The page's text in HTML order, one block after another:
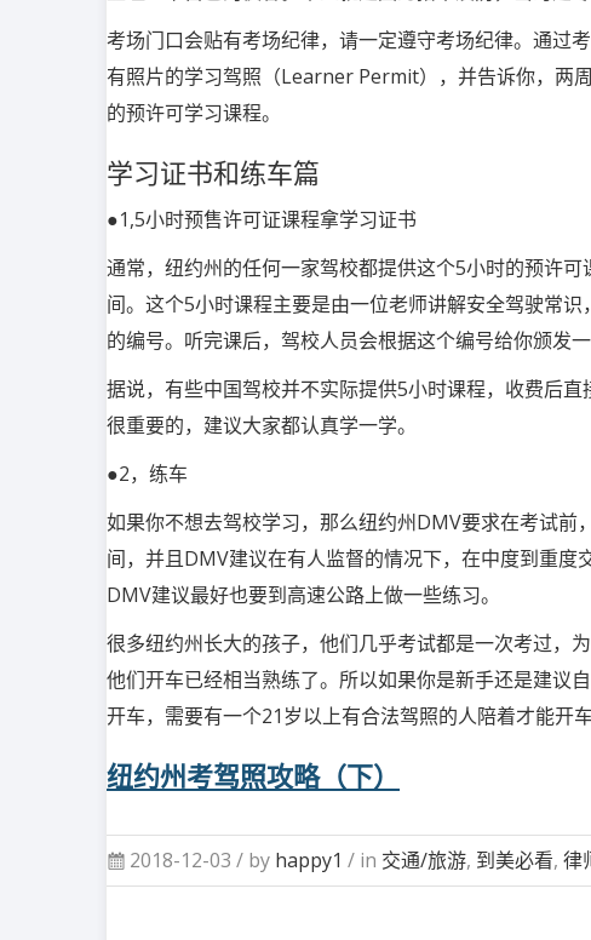
考场门口会贴有考场纪律，请一定遵守考场纪律。通过
有照片的学习驾照（Learner Permit），并告诉你，两
的预许可学习课程。
学习证书和练车篇
●1,5小时预售许可证课程拿学习证书
通常，纽约州的任何一家驾校都提供这个5小时的预许
间。这个5小时课程主要是由一位老师讲解安全驾驶常
的编号。听完课后，驾校人员会根据这个编号给你颁发
据说，有些中国驾校并不实际提供5小时课程，收费后
很重要的，建议大家都认真学一学。
●2，练车
如果你不想去驾校学习，那么纽约州DMV要求在考试
间，并且DMV建议在有人监督的情况下，在中度到重
DMV建议最好也要到高速公路上做一些练习。
很多纽约州长大的孩子，他们几乎考试都是一次考过，
他们开车已经相当熟练了。所以如果你是新手还是建议
开车，需要有一个21岁以上有合法驾照的人陪着才能开车
纽约州考驾照攻略（下）
2018-12-03 / by happy1 / in 交通/旅游, 到美必看,律